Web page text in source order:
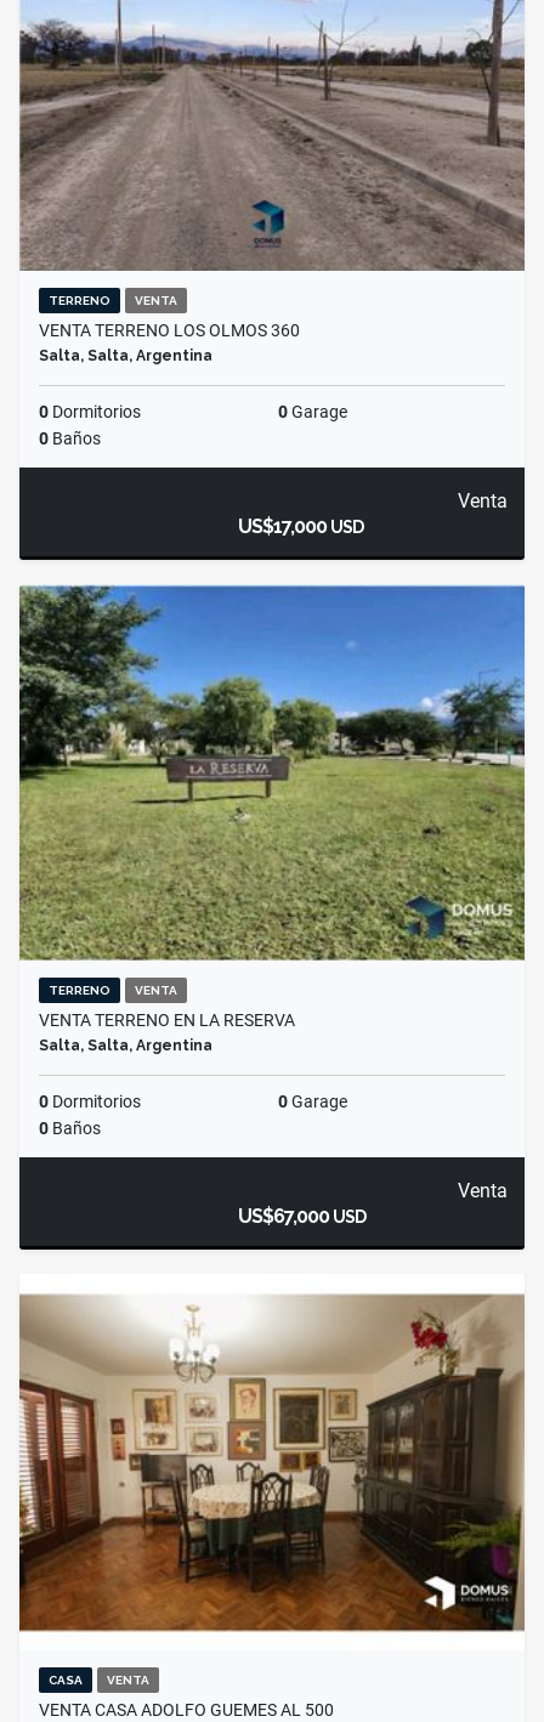
TERRENO VENTA
VENTA TERRENO LOS OLMOS 360
Salta, Salta, Argentina
0 Dormitorios 0Garage
0 Baños
Venta
US$17,000USD
TERRENO VENTA
VENTA TERRENO EN LA RESERVA
Salta, Salta, Argentina
0 Dormitorios 0Garage
0 Baños
Venta
US$67,000USD
CASA VENTA
VENTA CASA ADOLFO GUEMES AL 500